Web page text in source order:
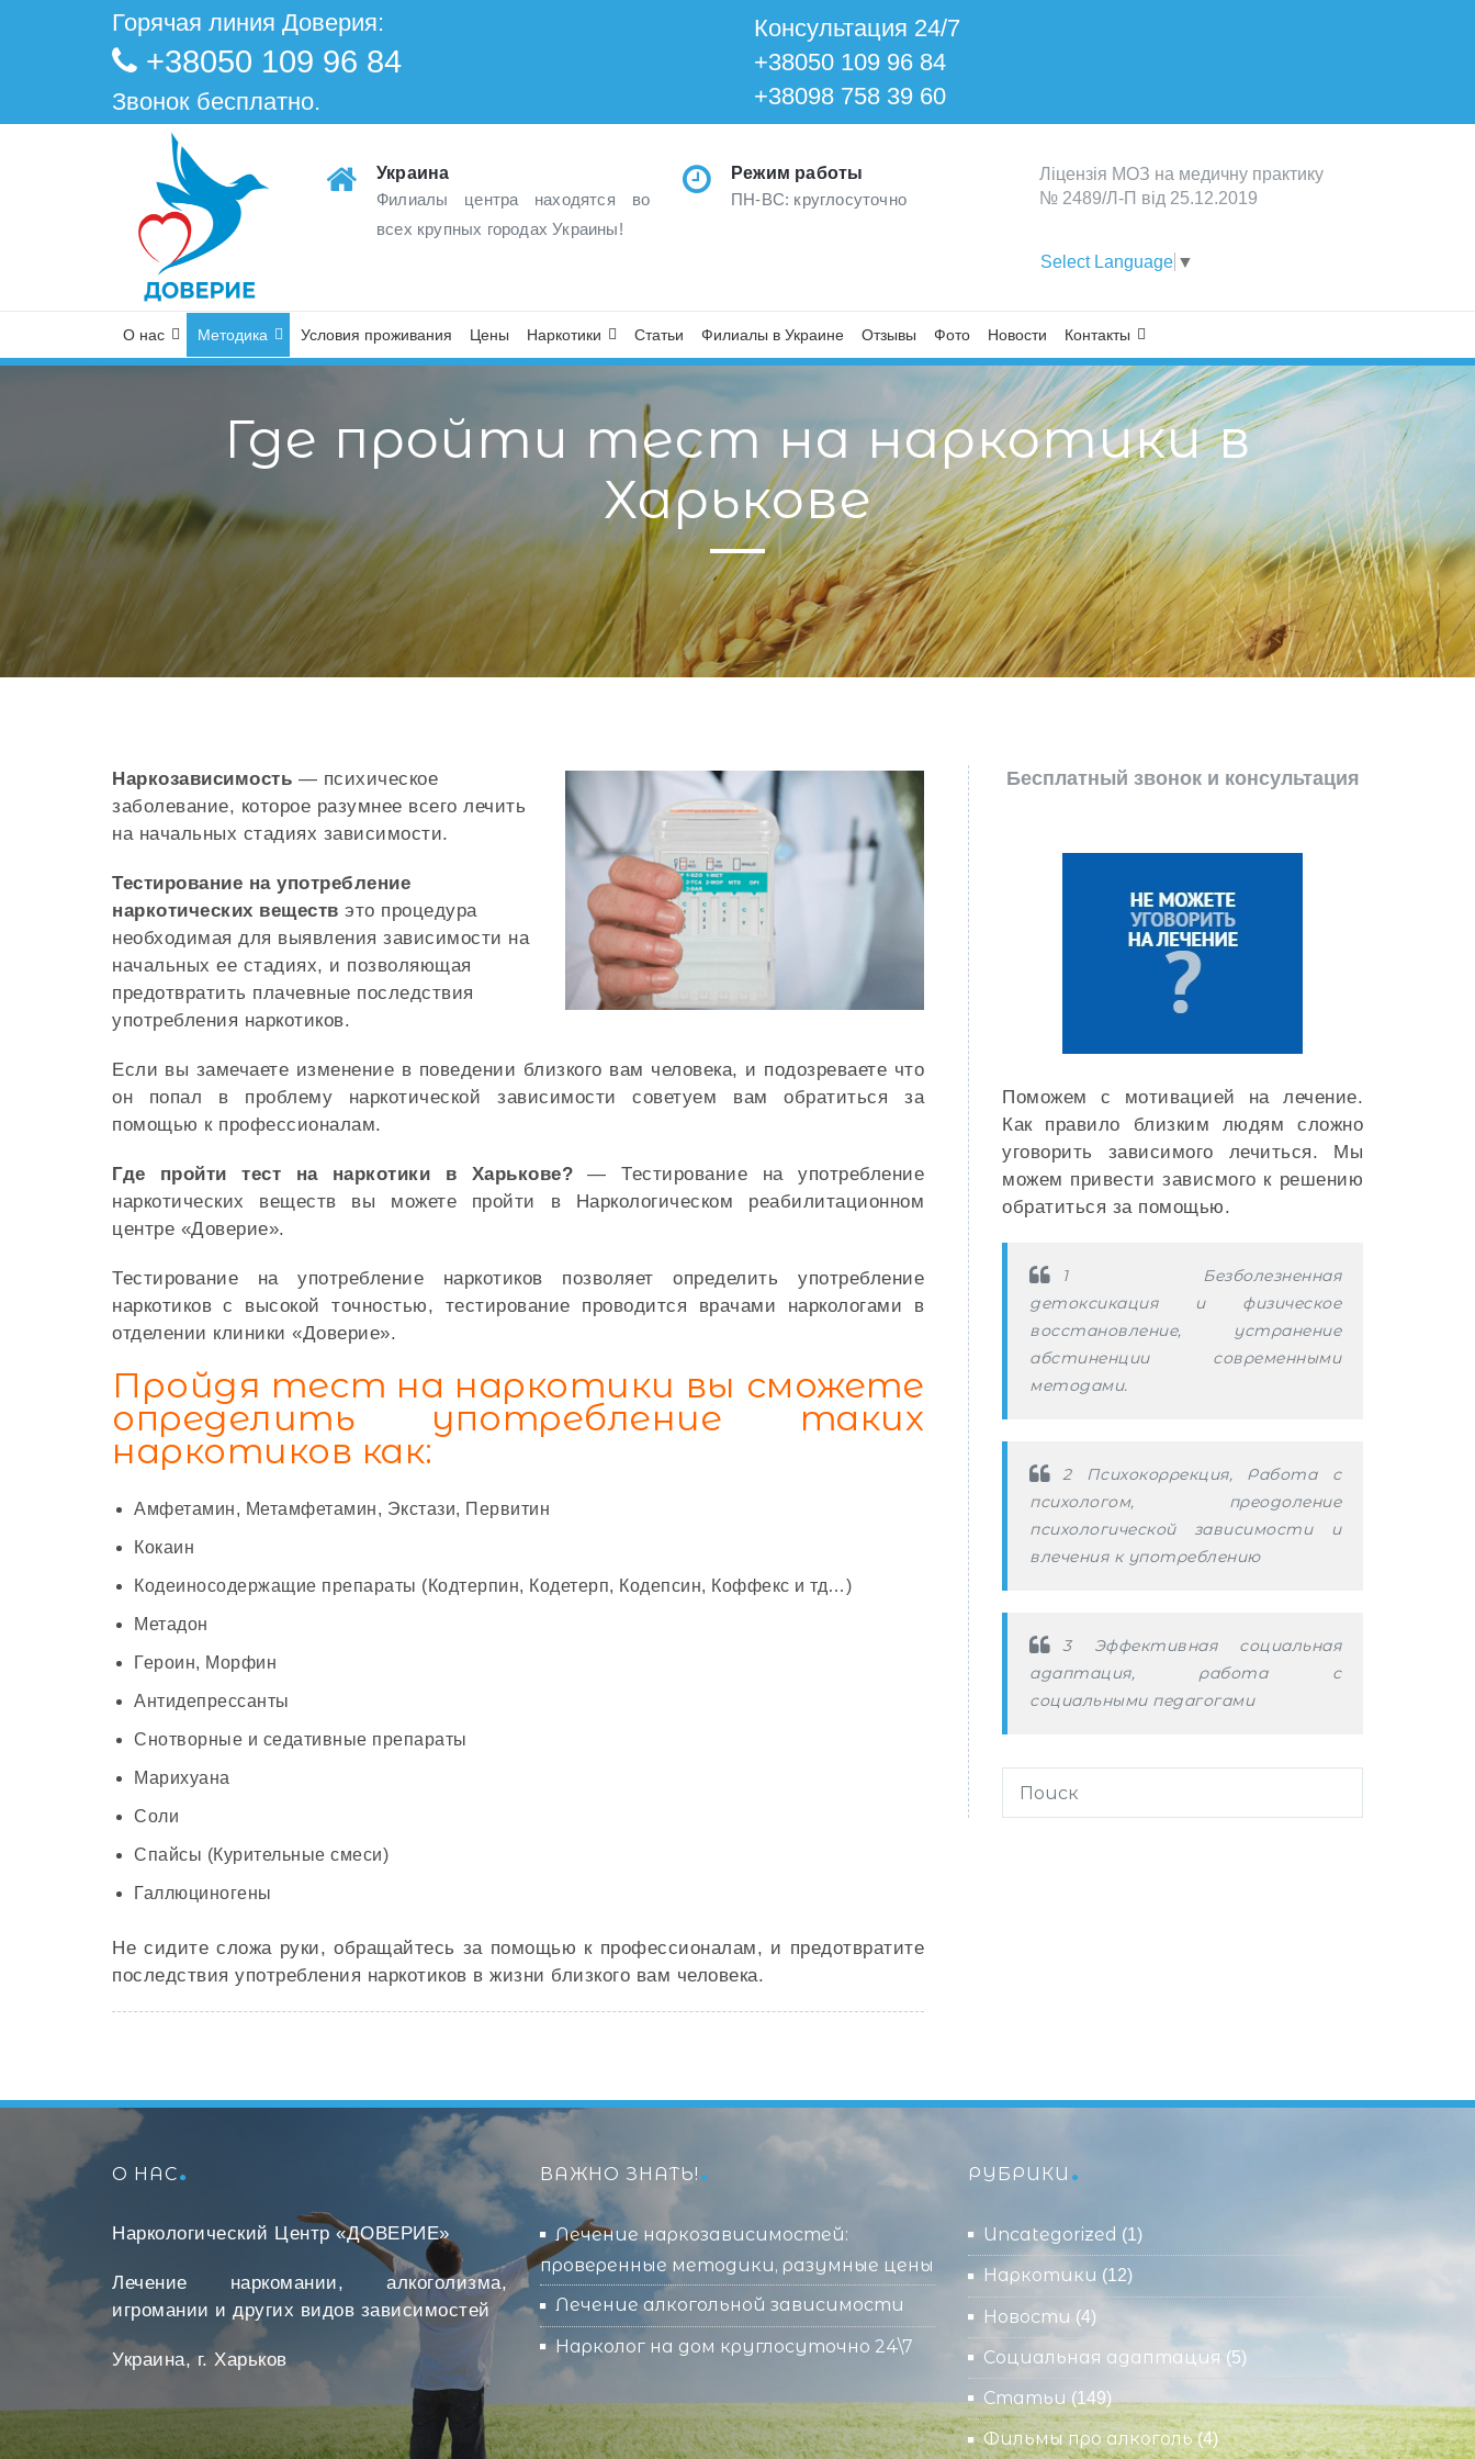
Горячая линия Доверия:
+38050 109 96 84
Звонок бесплатно.
Консультация 24/7
+38050 109 96 84
+38098 758 39 60
Украина
Филиалы центра находятся во
всех крупных городах Украины!
Режим работы
ПН-ВС: круглосуточно
Лiцензiя МОЗ на медичну практику
№ 2489/Л-П вiд 25.12.2019
Select Language ▼
О нас Методика Условия проживания Цены Наркотики Статьи Филиалы в Украине Отзывы Фото Новости Контакты
Где пройти тест на наркотики в
Харькове
Наркозависимость — психическое
заболевание, которое разумнее всего лечить
на начальных стадиях зависимости.
Тестирование на употребление
наркотических веществ это процедура
необходимая для выявления зависимости на
начальных ее стадиях, и позволяющая
предотвратить плачевные последствия
употребления наркотиков.
Если вы замечаете изменение в поведении близкого вам человека, и подозреваете что
он попал в проблему наркотической зависимости советуем вам обратиться за
помощью к профессионалам.
Где пройти тест на наркотики в Харькове? — Тестирование на употребление
наркотических веществ вы можете пройти в Наркологическом реабилитационном
центре «Доверие».
Тестирование на употребление наркотиков позволяет определить употребление
наркотиков с высокой точностью, тестирование проводится врачами наркологами в
отделении клиники «Доверие».
Пройдя тест на наркотики вы сможете
определить употребление таких
наркотиков как:
Амфетамин, Метамфетамин, Экстази, Первитин
Кокаин
Кодеиносодержащие препараты (Кодтерпин, Кодетерп, Кодепсин, Коффекс и тд…)
Метадон
Героин, Морфин
Антидепрессанты
Снотворные и седативные препараты
Марихуана
Соли
Спайсы (Курительные смеси)
Галлюциногены
Не сидите сложа руки, обращайтесь за помощью к профессионалам, и предотвратите
последствия употребления наркотиков в жизни близкого вам человека.
Бесплатный звонок и консультация
Поможем с мотивацией на лечение.
Как правило близким людям сложно
уговорить зависимого лечиться. Мы
можем привести зависмого к решению
обратиться за помощью.
1 Безболезненная
детоксикация и физическое
восстановление, устранение
абстиненции современными
методами.
2 Психокоррекция, Работа с
психологом, преодоление
психологической зависимости и
влечения к употреблению
3 Эффективная социальная
адаптация, работа с
социальными педагогами
О НАС
Наркологический Центр «ДОВЕРИЕ»
Лечение наркомании, алкоголизма,
игромании и других видов зависимостей
Украина, г. Харьков
ВАЖНО ЗНАТЬ!
Лечение наркозависимостей:
проверенные методики, разумные цены
Лечение алкогольной зависимости
Нарколог на дом круглосуточно 24\7
РУБРИКИ
Uncategorized (1)
Наркотики (12)
Новости (4)
Социальная адаптация (5)
Статьи(149)
Фильмы про алкоголь(4)